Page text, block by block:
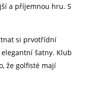
a příjemnou hru. S
si prvotřídní
šatny. Klub
že golfisté mají